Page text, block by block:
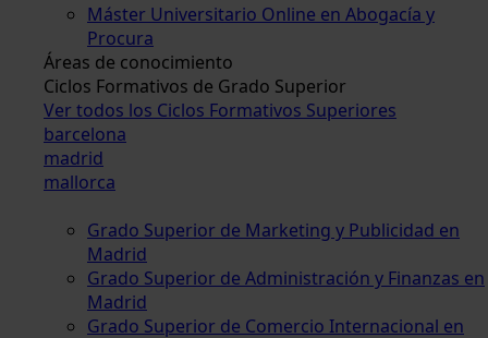
Máster Universitario Online en Abogacía y
Procura
Áreas de conocimiento
Ciclos Formativos de Grado Superior
Ver todos los Ciclos Formativos Superiores
barcelona
madrid
mallorca
Grado Superior de Marketing y Publicidad en
Madrid
Grado Superior de Administración y Finanzas en
Madrid
Grado Superior de Comercio Internacional en